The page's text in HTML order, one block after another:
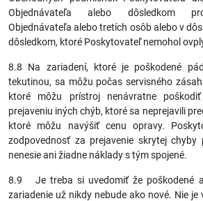
Objednávateľa alebo dôsledkom
Objednávateľa alebo tretích osôb alebo v
dôsledkom, ktoré Poskytovateľ nemohol
8.8 Na zariadení, ktoré je poškodené
tekutinou, sa môžu počas servisného
ktoré môžu prístroj nenávratne
prejaveniu iných chýb, ktoré sa neprejavili
ktoré môžu navýšiť cenu opravy.
zodpovednosť za prejavenie skrytej
nenesie ani žiadne náklady s tým spojené.
8.9 Je treba si uvedomiť že poškodené a
zariadenie už nikdy nebude ako nové. Nie je